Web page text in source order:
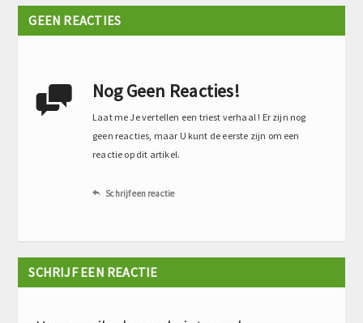
GEEN REACTIES
 Nog Geen Reacties!
Laat me Je vertellen een triest verhaal ! Er zijn nog
geen reacties, maar U kunt de eerste zijn om een
reactie op dit artikel.
 Schrijf een reactie
SCHRIJF EEN REACTIE